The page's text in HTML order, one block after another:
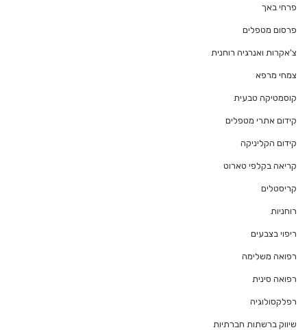
פרחי באך
פרסום מטפלים
צ'אקרות ואנרגיה רוחנית
צמחי מרפא
קוסמטיקה טבעית
קידום אתרי מטפלים
קידום הקליניקה
קריאה בקלפי טארוט
קריסטלים
רוחניות
ריפוי בצבעים
רפואה משלימה
רפואה סינית
רפלקסולוגיה
שיווק ברשתות חברתיות